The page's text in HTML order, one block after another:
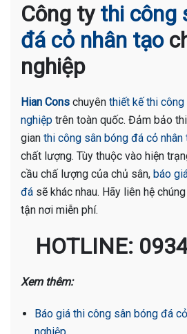
Công ty thi công
đá cỏ nhân tạo
nghiệp
Hian Cons chuyên thiết kế thi
nghiệp trên toàn quốc. Đảm bảo
gian thi công sân bóng đá cỏ nhân
chất lượng. Tùy thuộc vào hiện
cầu chấ lượng của chủ sân, báo
đá sẽ khác nhau. Hãy liên hệ
tận nơi miễn phí.
HOTLINE:
Xem thêm:
Báo giá thi công sân bóng đá